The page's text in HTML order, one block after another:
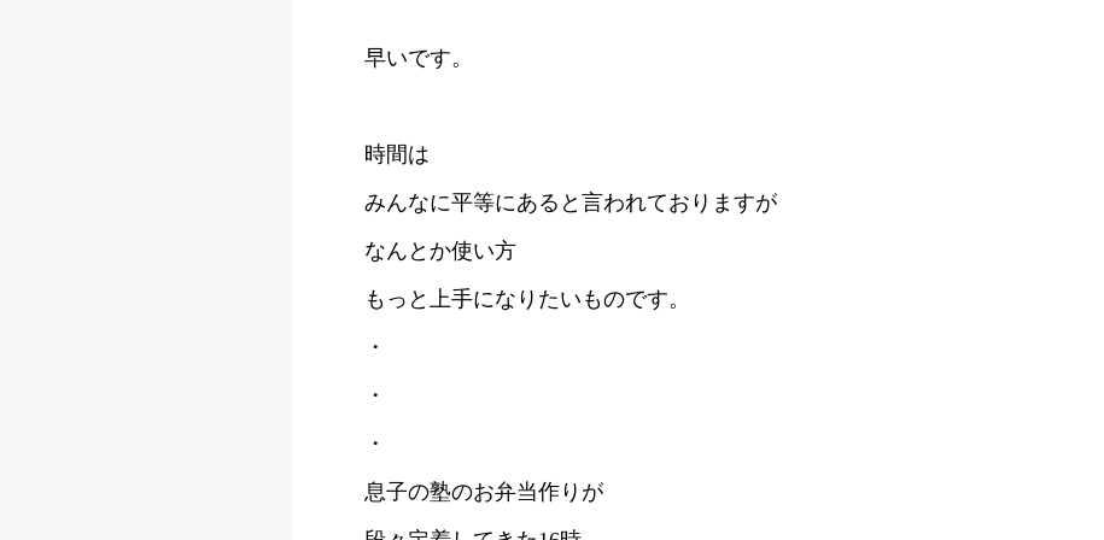
早いです。
時間は
みんなに平等にあると言われておりますが
なんとか使い方
もっと上手になりたいものです。
・
・
・
息子の塾のお弁当作りが